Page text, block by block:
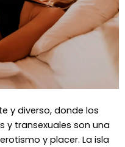
y diverso, donde los
y transexuales son una
y placer. La isla